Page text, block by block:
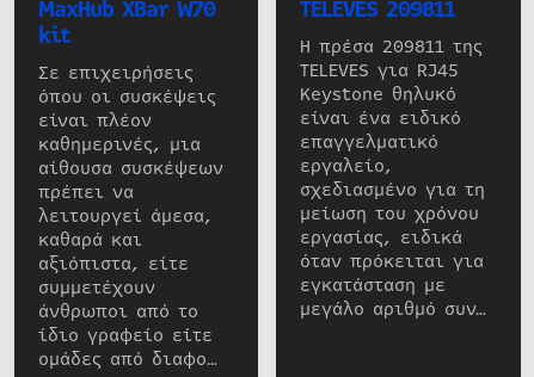
MaxHub XBar W70
kit
Σε επιχειρήσεις
όπου οι συσκέψεις
είναι πλέον
καθημερινές, μια
αίθουσα συσκέψεων
πρέπει να
λειτουργεί άμεσα,
καθαρά και
αξιόπιστα, είτε
συμμετέχουν
άνθρωποι από το
ίδιο γραφείο είτε
ομάδες από διαφο…
TELEVES 209811
Η πρέσα 209811 της
TELEVES για RJ45
Keystone θηλυκό
είναι ένα ειδικό
επαγγελματικό
εργαλείο,
σχεδιασμένο για τη
μείωση του χρόνου
εργασίας, ειδικά
όταν πρόκειται για
εγκατάσταση με
μεγάλο αριθμό συν…